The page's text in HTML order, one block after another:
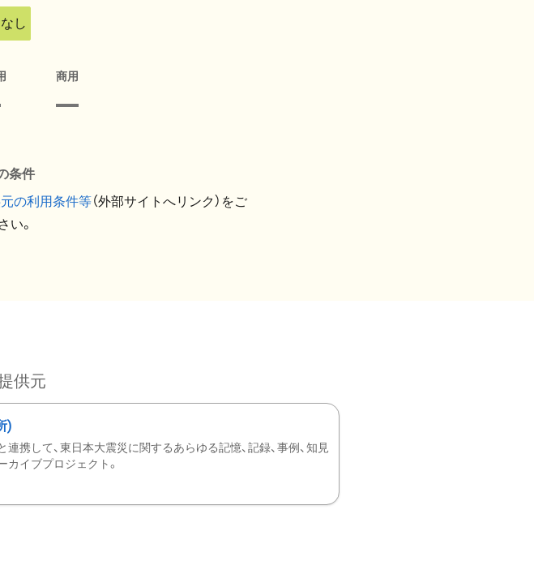
し
商用
条件
の利用条件等（外部サイトへリンク）をご
い。
供元
)
携して、東日本大震災に関するあらゆる記憶、記録、事例、知見
カイブプロジェクト。